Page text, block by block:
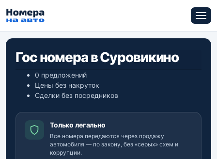
Гос номера в Суровикино
0 предложений
Цены без накруток
Сделки без посредников
Только легально
Все номера передаются через продажу
автомобиля — по закону, без «серых» схем и
коррупции.